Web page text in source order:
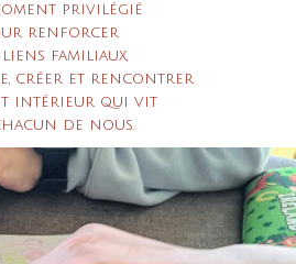
privilégié
renforcer
liens familiaux,
créer et rencontrer
intérieur qui vit
de nous.